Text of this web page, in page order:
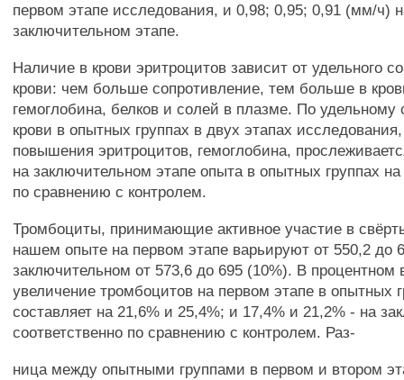
первом этапе исследования, и 0,98; 0,95; 0,91 (мм/ч)
заключительном этапе.
Наличие в крови эритроцитов зависит от удельного
крови: чем больше сопротивление, тем больше в
гемоглобина, белков и солей в плазме. По удельному
крови в опытных группах в двух этапах
повышения эритроцитов, гемоглобина,
на заключительном этапе опыта в опытных группах
по сравнению с контролем.
Тромбоциты, принимающие активное участие в
нашем опыте на первом этапе варьируют от 550,2 до
заключительном от 573,6 до 695 (10%). В процентном
увеличение тромбоцитов на первом этапе в опытных
составляет на 21,6% и 25,4%; и 17,4% и 21,2% - на
соответственно по сравнению с контролем. Раз-
ница между опытными группами в первом и втором